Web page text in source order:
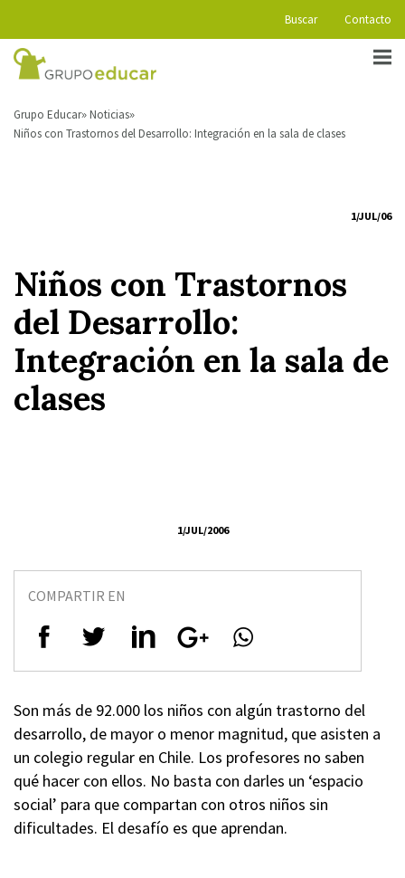
Buscar Contacto
Grupo Educar Noticias
Niños con Trastornos del Desarrollo: Integración en la sala de clases
1/JUL/06
Niños con Trastornos
del Desarrollo:
Integración en la sala de
clases
1/JUL/2006
COMPARTIR EN
Son más de 92.000 los niños con algún trastorno del
desarrollo, de mayor o menor magnitud, que asisten a
un colegio regular en Chile. Los profesores no saben
qué hacer con ellos. No basta con darles un ‘espacio
social’ para que compartan con otros niños sin
dificultades. El desafío es que aprendan.